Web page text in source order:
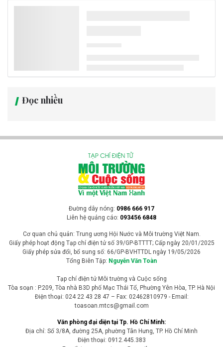
Đọc nhiều
Đường dây nóng: 0986 666 917
Liên hệ quảng cáo: 093456 6848
Cơ quan chủ quản: Trung ương Hội Nước và Môi trường Việt Nam.
Giấy phép hoạt động Tạp chí điện tử số 39/GP-BTTTT; Cấp ngày 20/01/2025
Giấy phép sửa đổi, bổ sung số: 66/GP-BVHTTDL ngày 19/05/2026
Tổng Biên Tập: Nguyễn Văn Toàn
Tạp chí điện tử Môi trường và Cuộc sống
Tòa soạn : P.209, Tòa nhà B3D phố Mạc Thái Tổ, Phường Yên Hòa, TP. Hà Nội
Điện thoại: 024 22 43 28 47 – Fax: 02462810979 - Email:
toasoan.mtcs@gmail.com
Văn phòng đại diện tại Tp. Hồ Chí Minh:
Địa chỉ: Số 3/8A, đường 25A, phường Tân Hưng, TP. Hồ Chí Minh
Điện thoại: 0912.445.383